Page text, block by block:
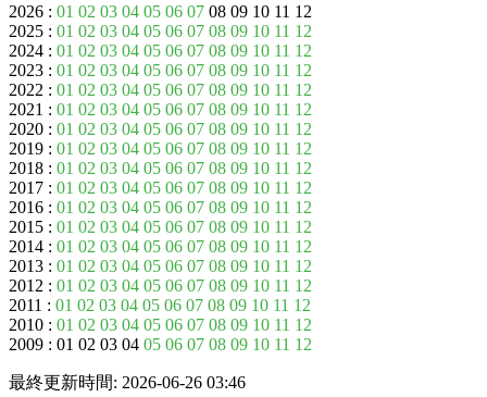
2026 : 01 02 03 04 05 06 07 08 09 10 11 12
2025 : 01 02 03 04 05 06 07 08 09 10 11 12
2024 : 01 02 03 04 05 06 07 08 09 10 11 12
2023 : 01 02 03 04 05 06 07 08 09 10 11 12
2022 : 01 02 03 04 05 06 07 08 09 10 11 12
2021 : 01 02 03 04 05 06 07 08 09 10 11 12
2020 : 01 02 03 04 05 06 07 08 09 10 11 12
2019 : 01 02 03 04 05 06 07 08 09 10 11 12
2018 : 01 02 03 04 05 06 07 08 09 10 11 12
2017 : 01 02 03 04 05 06 07 08 09 10 11 12
2016 : 01 02 03 04 05 06 07 08 09 10 11 12
2015 : 01 02 03 04 05 06 07 08 09 10 11 12
2014 : 01 02 03 04 05 06 07 08 09 10 11 12
2013 : 01 02 03 04 05 06 07 08 09 10 11 12
2012 : 01 02 03 04 05 06 07 08 09 10 11 12
2011 : 01 02 03 04 05 06 07 08 09 10 11 12
2010 : 01 02 03 04 05 06 07 08 09 10 11 12
2009 : 01 02 03 04 05 06 07 08 09 10 11 12
最終更新時間: 2026-06-26 03:46